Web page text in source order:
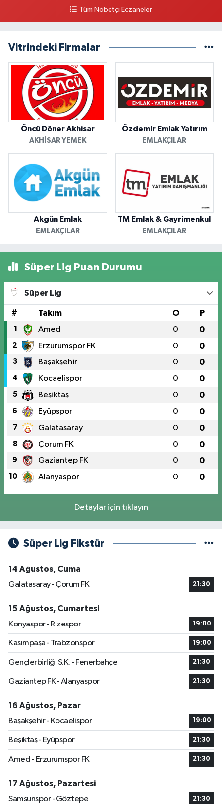
Tüm Nöbetçi Eczaneler
Vitrindeki Firmalar
Öncü Döner Akhisar
AKHISAR YEMEK
Özdemir Emlak Yatırım
EMLAKÇILAR
Akgün Emlak
EMLAKÇILAR
TM Emlak & Gayrimenkul
EMLAKÇILAR
Süper Lig Puan Durumu
Süper Lig
# Takım O P
1 Amed 0 0
2 Erzurumspor FK 0 0
3 Başakşehir 0 0
4 Kocaelispor 0 0
5 Beşiktaş 0 0
6 Eyüpspor 0 0
7 Galatasaray 0 0
8 Çorum FK 0 0
9 Gaziantep FK 0 0
10 Alanyaspor 0 0
Detaylar için tıklayın
Süper Lig Fikstür
14 Ağustos, Cuma
Galatasaray - Çorum FK
21:30
15 Ağustos, Cumartesi
Konyaspor - Rizespor
19:00
Kasımpaşa - Trabzonspor 19:00
Gençlerbirliği S.K. - Fenerbahçe 21:30
Gaziantep FK - Alanyaspor 21:30
16 Ağustos, Pazar
Başakşehir - Kocaelispor
19:00
Beşiktaş - Eyüpspor 21:30
Amed - Erzurumspor FK 21:30
17 Ağustos, Pazartesi
Samsunspor - Göztepe
21:30